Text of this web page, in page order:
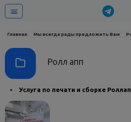
Главная Мы всегда рады предложить Вам
Ролл апп
Услуга по печати и сборке